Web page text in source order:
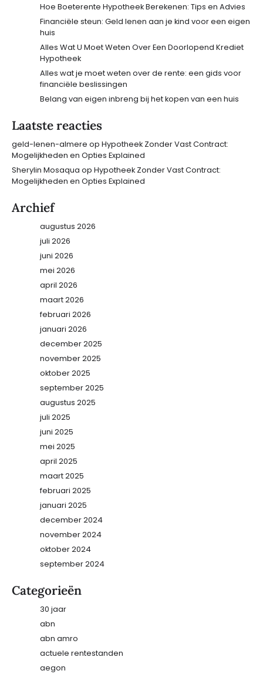
Hoe Boeterente Hypotheek Berekenen: Tips en Advies
Financiële steun: Geld lenen aan je kind voor een eigen
huis
Alles Wat U Moet Weten Over Een Doorlopend Krediet
Hypotheek
Alles wat je moet weten over de rente: een gids voor
financiële beslissingen
Belang van eigen inbreng bij het kopen van een huis
Laatste reacties
geld-lenen-almere op Hypotheek Zonder Vast Contract:
Mogelijkheden en Opties Explained
Sherylin Mosaqua op Hypotheek Zonder Vast Contract:
Mogelijkheden en Opties Explained
Archief
augustus 2026
juli 2026
juni 2026
mei 2026
april 2026
maart 2026
februari 2026
januari 2026
december 2025
november 2025
oktober 2025
september 2025
augustus 2025
juli 2025
juni 2025
mei 2025
april 2025
maart 2025
februari 2025
januari 2025
december 2024
november 2024
oktober 2024
september 2024
Categorieën
30 jaar
abn
abn amro
actuele rentestanden
aegon